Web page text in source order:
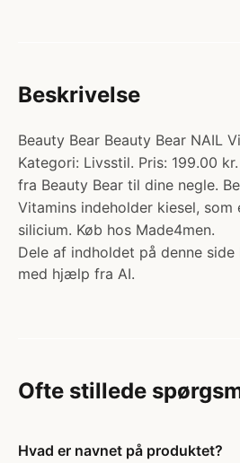
Beskrivelse
Beauty Bear Beauty Bear NAIL
Kategori: Livsstil. Pris: 199.00
fra Beauty Bear til dine negle.
Vitamins indeholder kiesel,
silicium. Køb hos Made4men.
Dele af indholdet på denne
med hjælp fra AI.
Ofte stillede
Hvad er navnet på produktet?